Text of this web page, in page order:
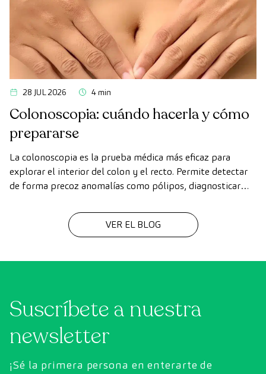
28 JUL 2026 4 min
Colonoscopia: cuándo hacerla y cómo
prepararse
La colonoscopia es la prueba médica más eficaz para
explorar el interior del colon y el recto. Permite detectar
de forma precoz anomalías como pólipos, diagnosticar
VER EL BLOG
Suscríbete a nuestra
newsletter
¡Sé la primera persona en enterarte de